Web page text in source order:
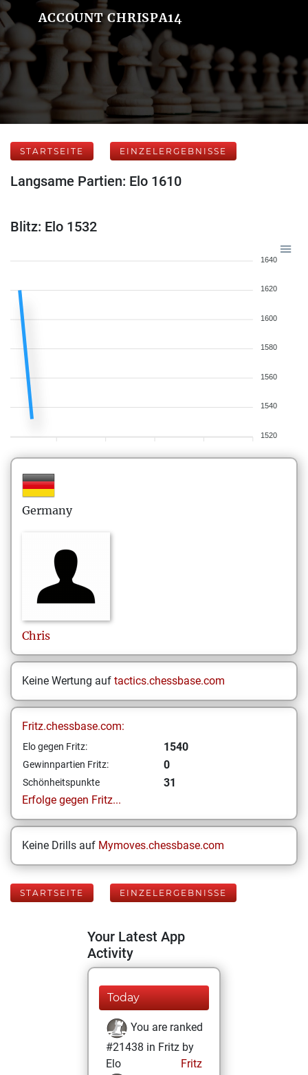
ACCOUNT CHRISPA14
STARTSEITE EINZELERGEBNISSE
Langsame Partien: Elo 1610
Blitz: Elo 1532
1640
1620
1600
1580
1560
1540
1520
Germany
Chris
Keine Wertung auf tactics.chessbase.com
Fritz.chessbase.com:
Elo gegen Fritz: 1540
Gewinnpartien Fritz: 0
Schönheitspunkte
31
Erfolge gegen Fritz...
Keine Drills auf Mymoves.chessbase.com
STARTSEITE EINZELERGEBNISSE
Your Latest App
Activity
Today
You are ranked
#21438 in Fritz by
Elo
Fritz